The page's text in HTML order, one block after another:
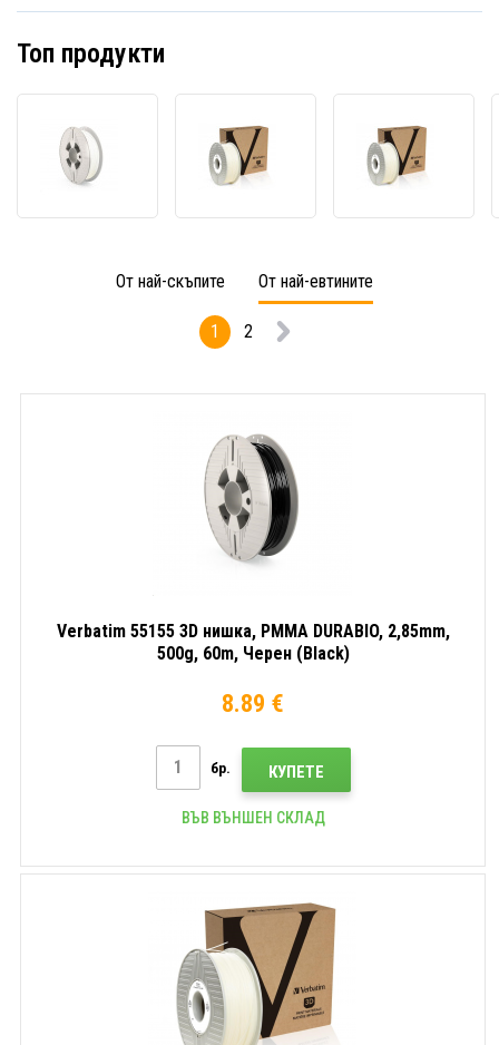
Топ продукти
BVOH,
182m,
Прозрачен
натурален
(Transparent
PP,
Прозрачен
(Transparent)
PP,
От най-скъпите От най-евтините
1 2
Verbatim 55155 3D нишка, PMMA DURABIO, 2,85mm,
500g, 60m, Черен (Black)
8.89 €
бр. КУПЕТЕ
ВЪВ ВЪНШЕН СКЛАД